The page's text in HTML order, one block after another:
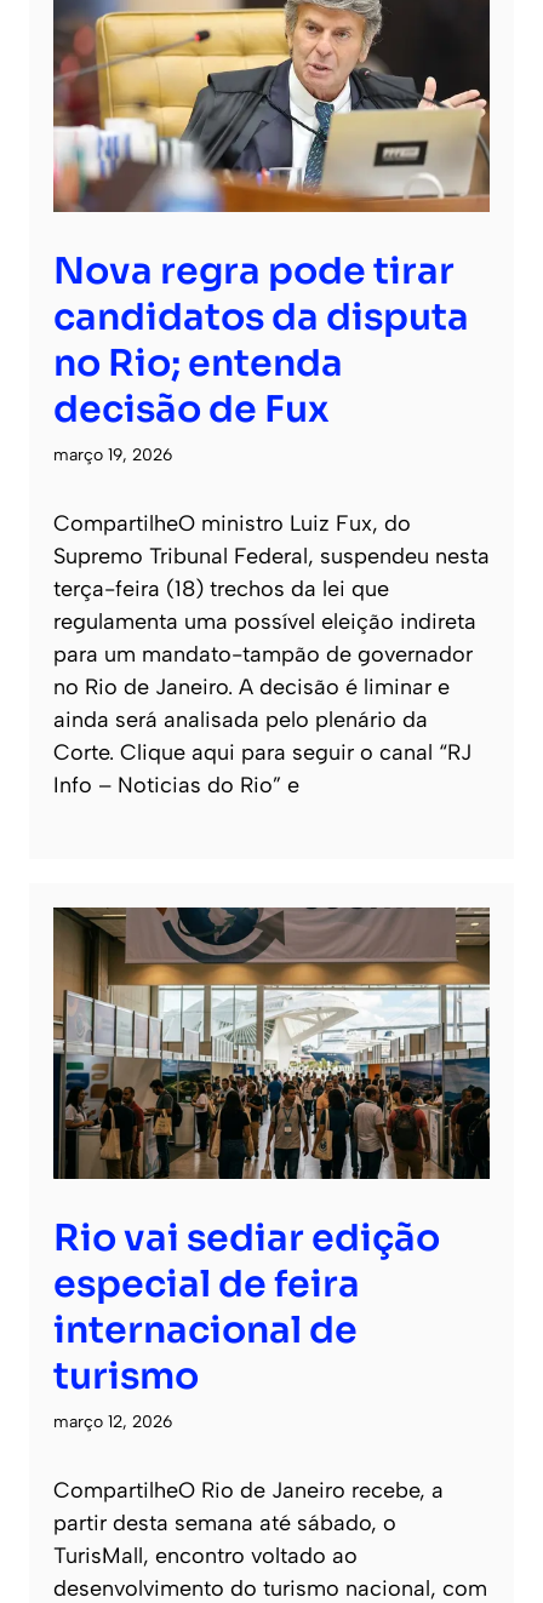
Nova regra pode tirar
candidatos da disputa
no Rio; entenda
decisão de Fux
março 19, 2026
CompartilheO ministro Luiz Fux, do
Supremo Tribunal Federal, suspendeu nesta
terça-feira (18) trechos da lei que
regulamenta uma possível eleição indireta
para um mandato-tampão de governador
no Rio de Janeiro. A decisão é liminar e
ainda será analisada pelo plenário da
Corte. Clique aqui para seguir o canal “RJ
Info – Noticias do Rio” e
Rio vai sediar edição
especial de feira
internacional de
turismo
março 12, 2026
CompartilheO Rio de Janeiro recebe, a
partir desta semana até sábado, o
TurisMall, encontro voltado ao
desenvolvimento do turismo nacional, com